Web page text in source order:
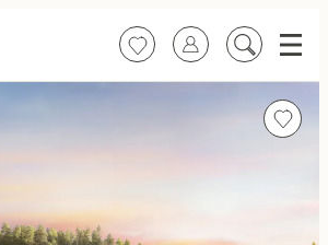
FavoriterLogga in
Sök
Meny